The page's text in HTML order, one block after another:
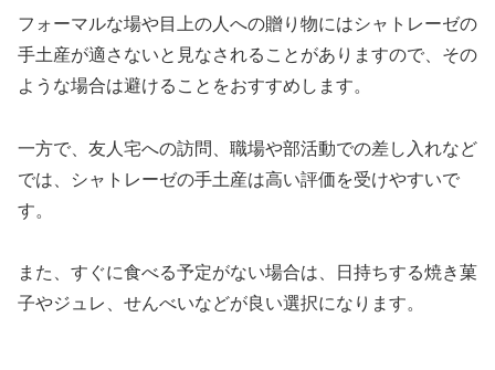
フォーマルな場や目上の人への贈り物にはシャトレーゼの
手土産が適さないと見なされることがありますので、その
ような場合は避けることをおすすめします。
一方で、友人宅への訪問、職場や部活動での差し入れなど
では、シャトレーゼの手土産は高い評価を受けやすいで
す。
また、すぐに食べる予定がない場合は、日持ちする焼き菓
子やジュレ、せんべいなどが良い選択になります。